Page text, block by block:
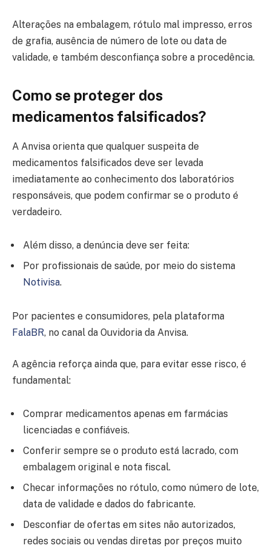
Alterações na embalagem, rótulo mal impresso, erros
de grafia, ausência de número de lote ou data de
validade, e também desconfiança sobre a procedência.
Como se proteger dos
medicamentos falsificados?
A Anvisa orienta que qualquer suspeita de
medicamentos falsificados deve ser levada
imediatamente ao conhecimento dos laboratórios
responsáveis, que podem confirmar se o produto é
verdadeiro.
Além disso, a denúncia deve ser feita:
Por profissionais de saúde, por meio do sistema
Notivisa.
Por pacientes e consumidores, pela plataforma
FalaBR, no canal da Ouvidoria da Anvisa.
A agência reforça ainda que, para evitar esse risco, é
fundamental:
Comprar medicamentos apenas em farmácias
licenciadas e confiáveis.
Conferir sempre se o produto está lacrado, com
embalagem original e nota fiscal.
Checar informações no rótulo, como número de lote,
data de validade e dados do fabricante.
Desconfiar de ofertas em sites não autorizados,
redes sociais ou vendas diretas por preços muito